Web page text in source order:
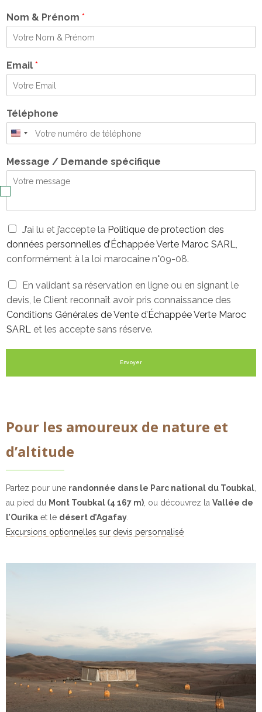
Nom & Prénom *
Email *
Téléphone
United
+1
Message / Demande spécifique
P
o
l
i
q
u
e
d
o
t
o
d
e
d
o
n
n
n
e
l
e
J’ai lu et j’accepte la Politique de protection des
données personnelles d’Échappée Verte Maroc SARL,
conformément à la loi marocaine n°09-08.
C
o
n
d
i
n
n
é
r
a
l
e
s
d
e
V
t
En validant sa réservation en ligne ou en signant le
devis, le Client reconnaît avoir pris connaissance des
Conditions Générales de Vente d’Échappée Verte Maroc
SARL et les accepte sans réserve.
Envoyer
Pour les amoureux de nature et
d’altitude
Partez pour une randonnée dans le Parc national du Toubkal
au pied du Mont Toubkal (4 167 m) , ou découvrez la Vallée de
l’Ourika et le désert d’Agafay
Excursions optionnelles sur devis personnalisé